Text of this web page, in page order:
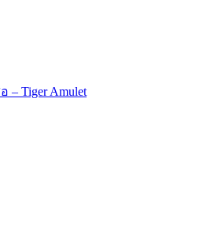
– Tiger Amulet